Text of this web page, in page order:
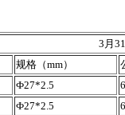
3月
规格（mm）
Ф27*2.5
Ф27*2.5